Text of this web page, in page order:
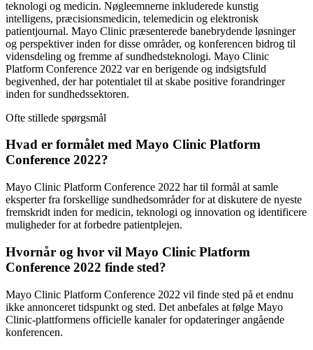
teknologi og medicin. Nøgleemnerne inkluderede kunstig
intelligens, præcisionsmedicin, telemedicin og elektronisk
patientjournal. Mayo Clinic præsenterede banebrydende løsninger
og perspektiver inden for disse områder, og konferencen bidrog til
vidensdeling og fremme af sundhedsteknologi. Mayo Clinic
Platform Conference 2022 var en berigende og indsigtsfuld
begivenhed, der har potentialet til at skabe positive forandringer
inden for sundhedssektoren.
Ofte stillede spørgsmål
Hvad er formålet med Mayo Clinic Platform
Conference 2022?
Mayo Clinic Platform Conference 2022 har til formål at samle
eksperter fra forskellige sundhedsområder for at diskutere de nyeste
fremskridt inden for medicin, teknologi og innovation og identificere
muligheder for at forbedre patientplejen.
Hvornår og hvor vil Mayo Clinic Platform
Conference 2022 finde sted?
Mayo Clinic Platform Conference 2022 vil finde sted på et endnu
ikke annonceret tidspunkt og sted. Det anbefales at følge Mayo
Clinic-plattformens officielle kanaler for opdateringer angående
konferencen.